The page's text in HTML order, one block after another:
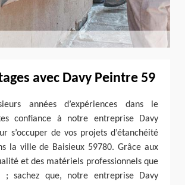
avec Davy Peintre 59
années d’expériences dans le
confiance à notre entreprise Davy
s’occuper de vos projets d’étanchéité
la ville de Baisieux 59780. Grâce aux
et des matériels professionnels que
; sachez que, notre entreprise Davy